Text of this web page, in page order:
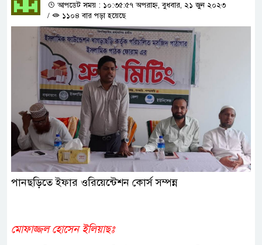
আপডেট সময় : ১০:৩৫:৫৭ অপরাহ্ন, বুধবার, ২১ জুন ২০২৩
/
১১০৪ বার পড়া হয়েছে
পানছড়িতে ইফার ওরিয়েন্টেশন কোর্স সম্পন্ন
মোফাজ্জল হোসেন ইলিয়াছঃ